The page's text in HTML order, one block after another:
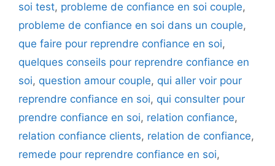
soi test, probleme de confiance en soi couple,
probleme de confiance en soi dans un couple,
que faire pour reprendre confiance en soi,
quelques conseils pour reprendre confiance en
soi, question amour couple, qui aller voir pour
reprendre confiance en soi, qui consulter pour
prendre confiance en soi, relation confiance,
relation confiance clients, relation de confiance,
remede pour reprendre confiance en soi,